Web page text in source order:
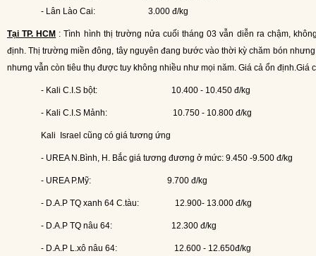
- Lân Lào Cai:
3.000 đ/kg
Tại TP. HCM : Tình hình thị trường nửa cuối tháng 03 vẫn diễn ra chậm,
định. Thị trường miền đông, tây nguyên đang bước vào thời kỳ chăm bón
nhưng vẫn còn tiêu thụ được tuy không nhiều như mọi năm. Giá cả ổn định.Giá
- Kali C.I.S bột: 10.400 - 10.450 đ/kg
- Kali C.I.S Mảnh: 10.750 - 10.800 đ/kg
Kali Israel cũng có giá tương ứng
- UREA N.Bình, H. Bắc giá tương đương ở mức: 9.450 -9.500 đ/kg
- UREA P.Mỹ: 9.700 đ/kg
- D.A.P TQ xanh 64 C.tàu: 12.900- 13.000 đ/kg
- D.A.P TQ nâu 64: 12.300 đ/kg
- D.A.P L.xô nâu 64: 12.600 - 12.650đ/kg